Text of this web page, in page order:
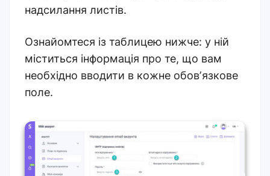
надсилання листів.
Ознайомтеся із таблицею нижче: у ній
міститься інформація про те, що вам
необхідно вводити в кожне обовʼязкове
поле.